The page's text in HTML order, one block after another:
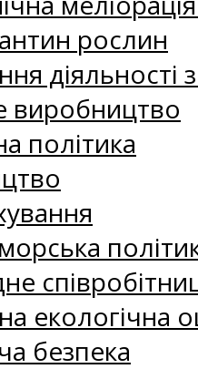
рослин
виробництво
політика
екологічна
безпека